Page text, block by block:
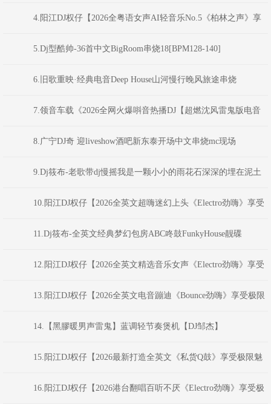
4.阳江DJ权仔【2026全粤语女声AI轻音乐No.5《柏林之声》享
受极限魅力车载大碟】
5.Dj型酷帅-36首中文BigRoom串烧18[BPM128-140]
6.旧歌重映·经典电音Deep House山河慢行晚风旅途串烧
7.领音车载《2026全网火爆唞音热播DJ【超燃沈风雷鬼版电音
NO.1】新感觉动感外文弹跳重低音(Dj红仔Mix)
8.广宁DJ奇 迎liveshow酒吧新东泰开场中文串烧mc现场
9.Dj筱布-老歌带dj慢摇我是一颗小小的雨花石深深的埋在泥土
之中FunkyHouse串烧
10.阳江DJ权仔【2026全英文超嗨迷幻上头《Electro劲嗨》享受
极限魅力车载大碟】
11.Dj筱布-全英文经典梦幻包房ABC咚鼓FunkyHouse靓碟
12.阳江DJ权仔【2026全英文精选音乐女声《Electro劲嗨》享受
极限魅力车载大碟】
13.阳江DJ权仔【2026全英文电音蹦迪《Bounce劲嗨》享受极限
魅力车载大碟】14.【黑膠暖男声雷鬼】蓝调轻节奏煲机【DJ邹杰】
15.阳江DJ权仔【2026最新打造全英文《私货Q鼓》享受极限魅
力车载大碟】16.阳江DJ权仔【2026港台翻唱百听不厌《Electro劲嗨》享受极